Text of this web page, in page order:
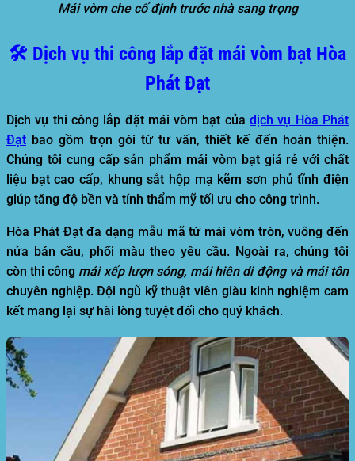
Mái vòm che cố định trước nhà sang trọng
🛠️ Dịch vụ thi công lắp đặt mái vòm bạt Hòa
Phát Đạt
Dịch vụ thi công lắp đặt mái vòm bạt củadịch vụ Hòa Phát
Đạt bao gồm trọn gói từ tư vấn, thiết kế đến hoàn thiện.
Chúng tôi cung cấp sản phẩm mái vòm bạt giá rẻ với chất
liệu bạt cao cấp, khung sắt hộp mạ kẽm sơn phủ tĩnh điện
giúp tăng độ bền và tính thẩm mỹ tối ưu cho công trình.
Hòa Phát Đạt đa dạng mẫu mã từ mái vòm tròn, vuông đến
nửa bán cầu, phối màu theo yêu cầu. Ngoài ra, chúng tôi
còn thi công mái xếp lượn sóng, mái hiên di động và mái tôn
chuyên nghiệp. Đội ngũ kỹ thuật viên giàu kinh nghiệm cam
kết mang lại sự hài lòng tuyệt đối cho quý khách.